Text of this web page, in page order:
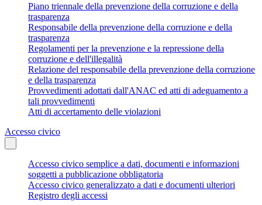
Piano triennale della prevenzione della corruzione e della
trasparenza
Responsabile della prevenzione della corruzione e della
trasparenza
Regolamenti per la prevenzione e la repressione della
corruzione e dell'illegalità
Relazione del responsabile della prevenzione della corruzione
e della trasparenza
Provvedimenti adottati dall'ANAC ed atti di adeguamento a
tali provvedimenti
Atti di accertamento delle violazioni
Accesso civico
Accesso civico semplice a dati, documenti e informazioni
soggetti a pubblicazione obbligatoria
Accesso civico generalizzato a dati e documenti ulteriori
Registro degli accessi